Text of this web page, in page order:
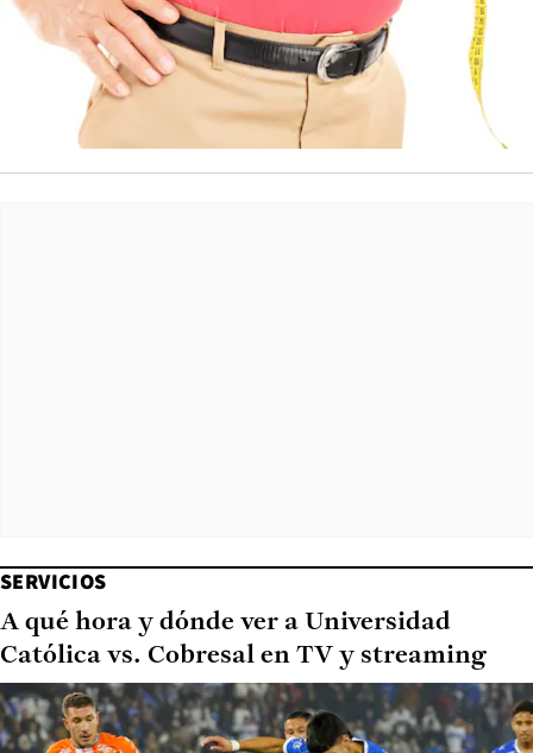
SERVICIOS
A qué hora y dónde ver a Universidad
Católica vs. Cobresal en TV y streaming